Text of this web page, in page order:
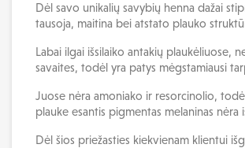
Dėl savo unikalių savybių henna dažai
tausoja, maitina bei atstato plauko
Labai ilgai išsilaiko antakių plaukėliuose,
savaites, todėl yra patys mėgstamiausi
Juose nėra amoniako ir resorcinolio,
plauke esantis pigmentas melaninas nėra
Dėl šios priežasties kiekvienam klientui